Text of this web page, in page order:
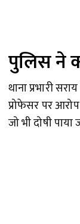
पुलिस ने
थाना प्रभारी
प्रोफेसर पर
जो भी दोषी